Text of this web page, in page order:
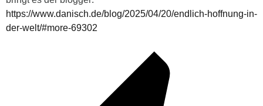
https://www.danisch.de/blog/2025/04/20/endlich-hoffnung-in-
der-welt/#more-69302